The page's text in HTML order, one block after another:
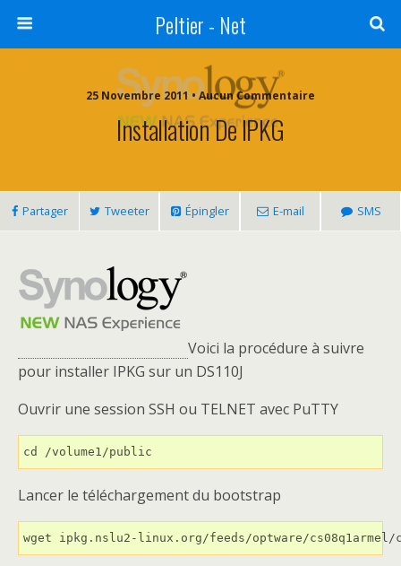
Peltier - Net
25 Novembre 2011 • Aucun Commentaire
Installation De IPKG
Partager Tweeter Épingler E-mail SMS
Voici la procédure à suivre
pour installer IPKG sur un DS110J
Ouvrir une session SSH ou TELNET avec PuTTY
cd /volume1/public
Lancer le téléchargement du bootstrap
wget ipkg.nslu2-linux.org/feeds/optware/cs08q1armel/